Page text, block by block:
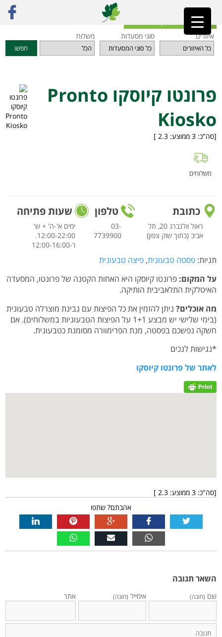
ראשי»מסעדות פרונטו קיוסקו Pronto Kiosko
חזרה לאינדקס המסעדות
איזורים
סוגי מסעדות משלוח
חפשו
פרונטו קיוסקו Pronto
Kiosko
[סה"כ: 3 ממוצע: 2.3
]
משלוחים
כתובת
ראול וולנברג 20, תל
אביב (בתוך שוק צפון)
טלפון
03-
7739900
שעות פתיחה
ימים א'-ה' + ש'
12:00-22:00.
ו'-12:00-16:00
תגיות: פסטה טבעונית, פיצה טבעונית
על המקום: פרונטו קיוסקו היא האחות הקטנה של פרונטו, המסעדה
האיטלקית התלאביבית הותיקה.
מה אוכלים? ניתן להזמין את כל הפיצות עם גבינת מוצרלה טבעונית
(בימי שלישי יש מבצע 1+1 על הפיצות הטבעוניות במשלוחים). אם
חשקה נפשכם בפסטה, מנת הפרימוורה מסומנת כטבעונית.
*נגישות לנכים
לאתר של פרונטו קיוסקו
[סה"כ: 3 ממוצע: 2.3
]
אהבתם? שתפו
השאר תגובה
שם (חובה) אימייל (חובה) אתר